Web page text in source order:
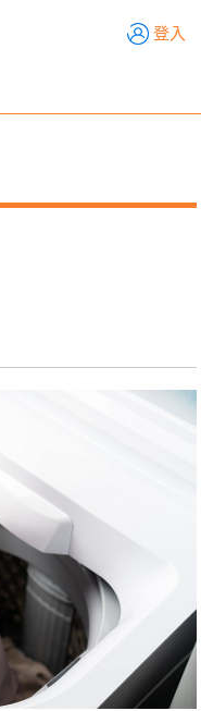
登入
工具 活動專區